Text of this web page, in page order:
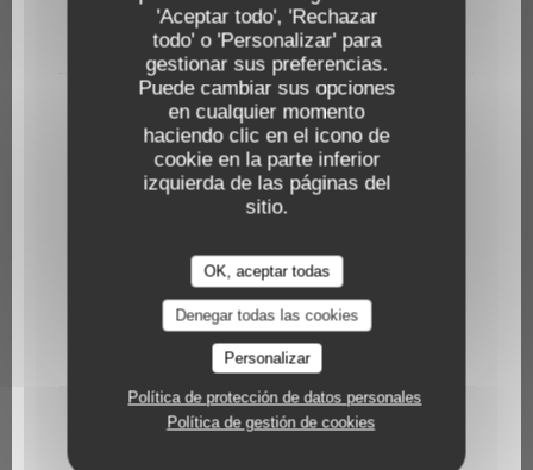
'Aceptar todo', 'Rechazar
todo' o 'Personalizar' para
gestionar sus preferencias.
Puede cambiar sus opciones
en cualquier momento
haciendo clic en el icono de
cookie en la parte inferior
izquierda de las páginas del
sitio.
OK, aceptar todas
Denegar todas las cookies
Personalizar
Política de protección de datos personales
Política de gestión de cookies
3,00 EUR
33 cl
Coca Cola
3,00 EUR
33 cl
Jus de fruits
Le Verre
Orange, ananas, tomate
2,80 EUR
25 cl
Nectar d'abricot